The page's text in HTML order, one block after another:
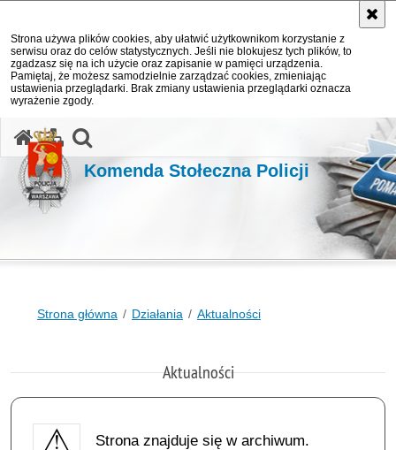
Strona używa plików cookies, aby ułatwić użytkownikom korzystanie z
serwisu oraz do celów statystycznych. Jeśli nie blokujesz tych plików, to
zgadzasz się na ich użycie oraz zapisanie w pamięci urządzenia.
Pamiętaj, że możesz samodzielnie zarządzać cookies, zmieniając
ustawienia przeglądarki. Brak zmiany ustawienia przeglądarki oznacza
wyrażenie zgody.
Komenda Stołeczna Policji
Strona główna Działania Aktualności
Aktualności
Strona znajduje się w archiwum.